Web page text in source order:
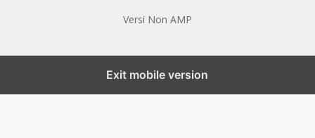
Versi Non AMP
Exit mobile version